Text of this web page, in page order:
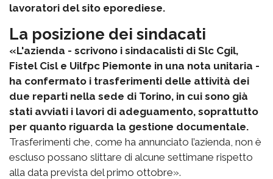
lavoratori del sito eporediese.
La posizione dei sindacati
«L'azienda - scrivono i sindacalisti di Slc Cgil,
Fistel Cisl e Uilfpc Piemonte in una nota unitaria -
ha confermato i trasferimenti delle attività dei
due reparti nella sede di Torino, in cui sono già
stati avviati i lavori di adeguamento, soprattutto
per quanto riguarda la gestione documentale.
Trasferimenti che, come ha annunciato l’azienda, non è
escluso possano slittare di alcune settimane rispetto
alla data prevista del primo ottobre».